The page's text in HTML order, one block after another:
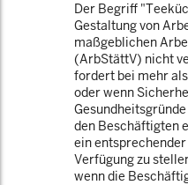
Der Begriff
Gestaltung von
maßgeblichen
(ArbStättV) nicht
fordert bei mehr
oder wenn
den Beschäftigten
ein
Verfügung zu
wenn die